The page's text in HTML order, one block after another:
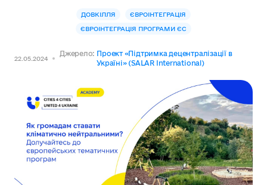
ДОВКІЛЛЯ
ЄВРОІНТЕГРАЦІЯ
ЄВРОІНТЕГРАЦІЯ ПРОГРАМИ ЄС
22.05.2024
Джерело: Проект «Підтримка децентралізації в
Україні» (SALAR International)